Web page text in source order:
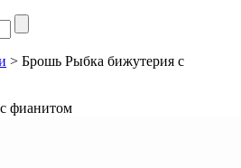
> Брошь Рыбка бижутерия с
фианитом